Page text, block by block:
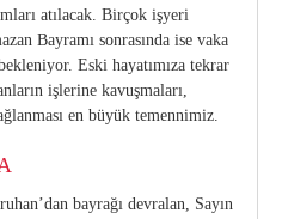
atılacak. Birçok işyeri
Bayramı sonrasında ise vaka
Eski hayatımıza tekrar
işlerine kavuşmaları,
en büyük temennimiz.
bayrağı devralan, Sayın